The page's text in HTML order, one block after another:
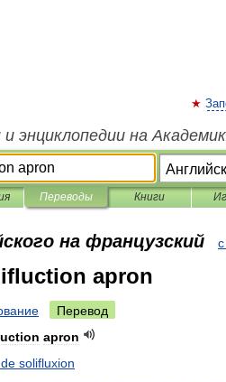
и энциклопедии на
Переводы Книги
на французский
apron
Перевод
apron
de solifluxion